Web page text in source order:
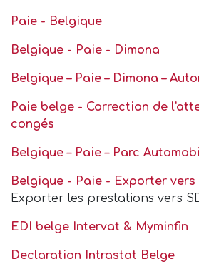
Paie - Belgique
Belgique - Paie - Dimona
Belgique – Paie – Dimona –
Paie belge - Correction de
congés
Belgique – Paie – Parc
Belgique - Paie - Exporter vers
Exporter les prestations vers
EDI belge Intervat & Myminfin
Declaration Intrastat Belge